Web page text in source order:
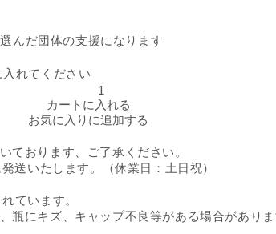
んだ団体の支援になります
れてください
ド・ブラン エクストラ・ドライ」の数量を減らす
カートに入れる
お気に入りに追加する
ております、ご了承ください。
送いたします。（休業日：土日祝）
ています。
瓶にキズ、キャップ不良等がある場合があり